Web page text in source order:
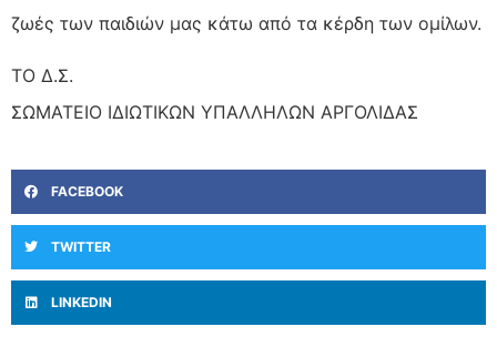
ζωές των παιδιών μας κάτω από τα κέρδη των ομίλων.
ΤΟ Δ.Σ.
ΣΩΜΑΤΕΙΟ ΙΔΙΩΤΙΚΩΝ ΥΠΑΛΛΗΛΩΝ ΑΡΓΟΛΙΔΑΣ
FACEBOOK
TWITTER
LINKEDIN